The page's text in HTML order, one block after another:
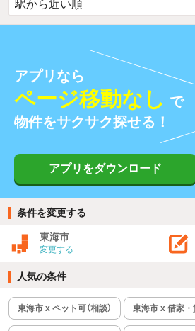
アプリなら
ページ移動なし で
物件をサクサク探せる！
アプリをダウンロード
条件を変更する
東海市
変更する
人気の条件
東海市 x ペット可（相談） 東海市 x 借家